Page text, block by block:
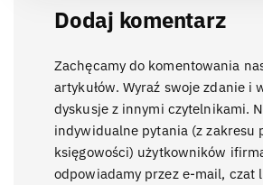
Dodaj komentarz
Zachęcamy do komentowania
artykułów. Wyraź swoje zdanie i
dyskusje z innymi czytelnikami.
indywidualne pytania (z zakresu
księgowości) użytkowników
odpowiadamy przez e-mail, czat